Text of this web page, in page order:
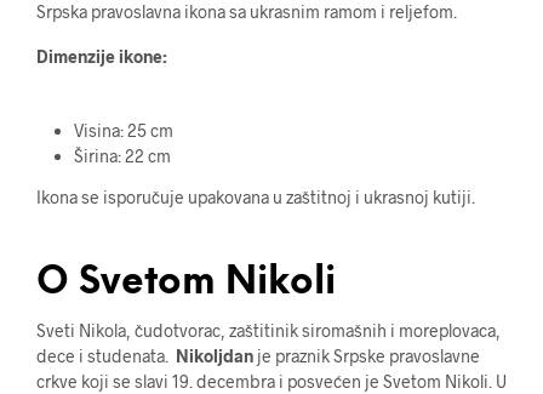
Srpska pravoslavna ikona sa ukrasnim ramom i reljefom.
Dimenzije ikone:
Visina: 25 cm
Širina: 22 cm
Ikona se isporučuje upakovana u zaštitnoj i ukrasnoj kutiji.
O Svetom Nikoli
Sveti Nikola, čudotvorac, zaštitinik siromašnih i moreplovaca,
dece i studenata. Nikoljdan je praznik Srpske pravoslavne
crkve koji se slavi 19. decembra i posvećen je Svetom Nikoli. U